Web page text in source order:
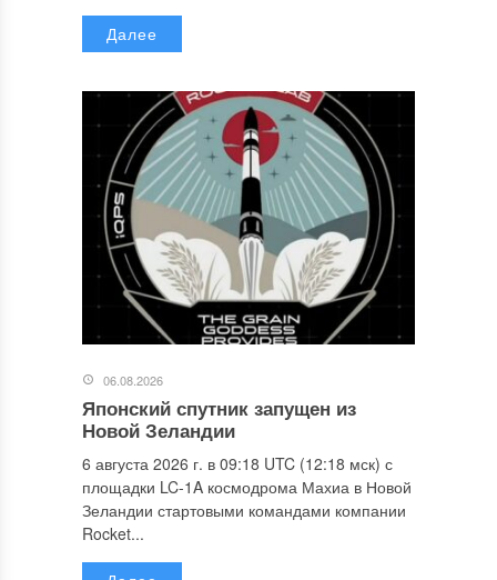
Далее
06.08.2026
Японский спутник запущен из
Новой Зеландии
6 августа 2026 г. в 09:18 UTC (12:18 мск) с
площадки LC-1A космодрома Махиа в Новой
Зеландии стартовыми командами компании
Rocket...